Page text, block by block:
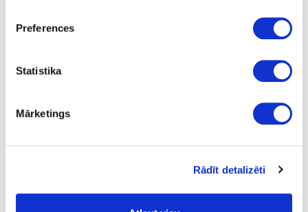
Preferences
Statistika
Mārketings
Rādīt detalizēti
Līme KLEIBERIT PUR 507